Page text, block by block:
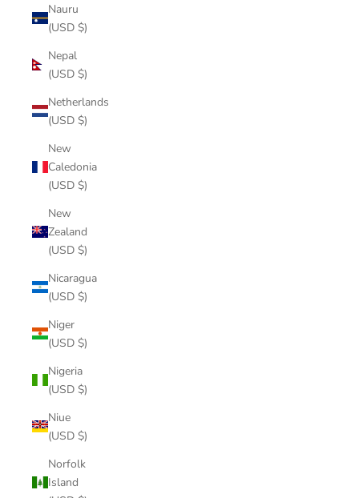
Nauru
(USD $)
Nepal
(USD $)
Netherlands
(USD $)
New
Caledonia
(USD $)
New
Zealand
(USD $)
Nicaragua
(USD $)
Niger
(USD $)
Nigeria
(USD $)
Niue
(USD $)
Norfolk
Island